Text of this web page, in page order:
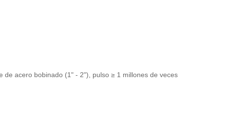
acero bobinado (1" - 2"), pulso ≥ 1 millones de veces